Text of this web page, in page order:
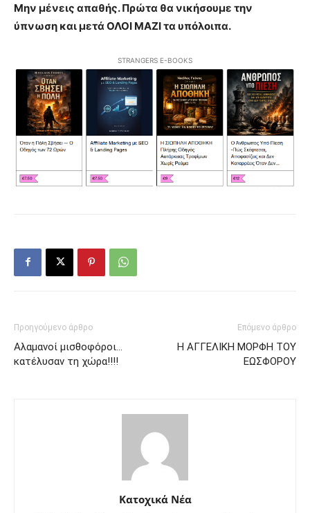
Μην μένεις απαθής. Πρώτα θα νικήσουμε την
ύπνωση και μετά ΟΛΟΙ ΜΑΖΙ τα υπόλοιπα.
STRANGERS E-BOOKS
Προηγούμενο άρθρο
Αλαμανοί μισθοφόροι…
κατέλυσαν τη χώρα!!!!
Επόμενο άρθρο
Η ΑΓΓΕΛΙΚΗ ΜΟΡΦΗ ΤΟΥ
ΕΩΣΦΟΡΟΥ
Κατοχικά Νέα